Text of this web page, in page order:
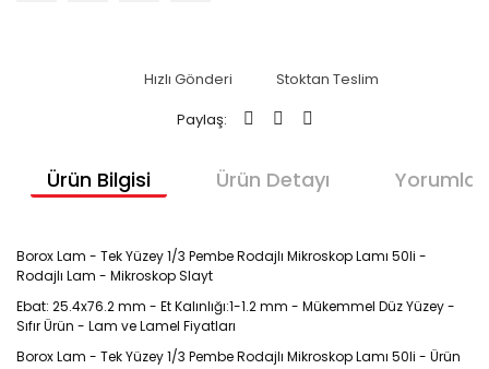
Hızlı Gönderi
Stoktan Teslim
Paylaş:
Ürün Bilgisi Ürün Detayı Yorumlar
Borox Lam - Tek Yüzey 1/3 Pembe Rodajlı Mikroskop Lamı 50li -
Rodajlı Lam - Mikroskop Slayt
Ebat: 25.4x76.2 mm - Et Kalınlığı:1-1.2 mm - Mükemmel Düz Yüzey -
Sıfır Ürün - Lam ve Lamel Fiyatları
Borox Lam - Tek Yüzey 1/3 Pembe Rodajlı Mikroskop Lamı 50li - Ürün